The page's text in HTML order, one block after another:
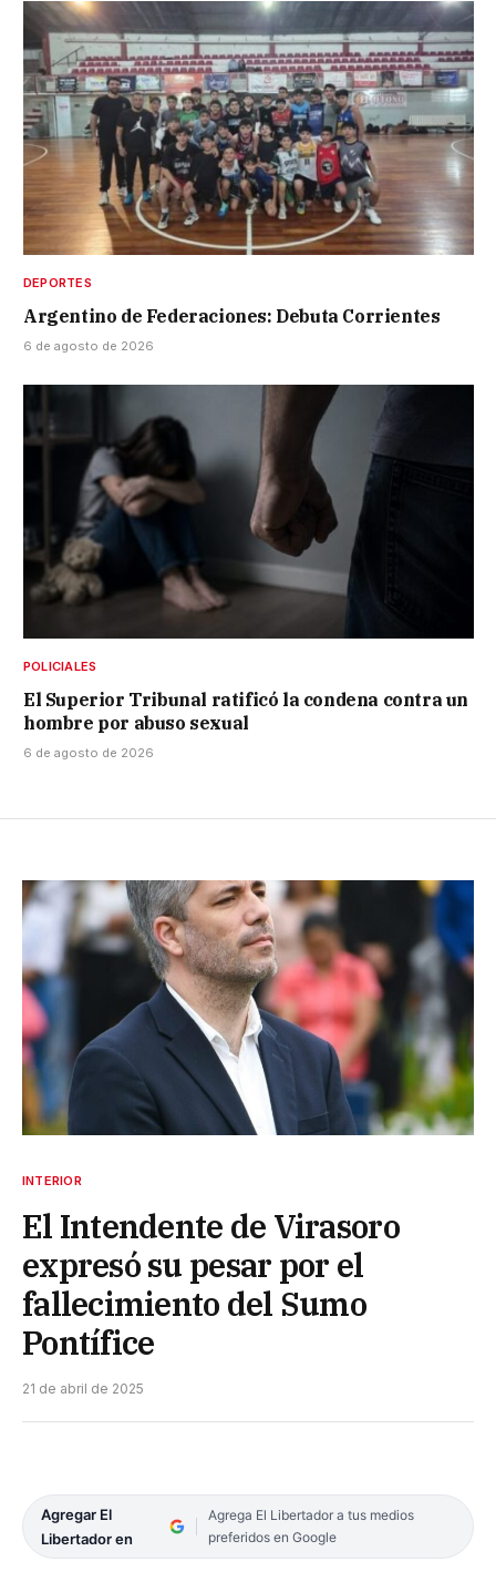
DEPORTES
Argentino de Federaciones: Debuta Corrientes
6 de agosto de 2026
POLICIALES
El Superior Tribunal ratificó la condena contra un
hombre por abuso sexual
6 de agosto de 2026
INTERIOR
El Intendente de Virasoro
expresó su pesar por el
fallecimiento del Sumo
Pontífice
21 de abril de 2025
Agregar El
Libertador en
Agrega El Libertador a tus medios
preferidos en Google